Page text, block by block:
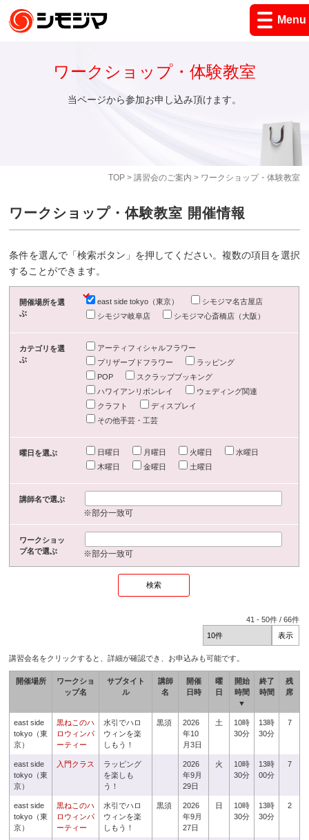
Menu
TOP> 講習会のご案内 > ワークショップ・体験教室
ワークショップ・体験教室
当ページから参加お申し込み頂けます。
ワークショップ・体験教室 開催情報
条件を選んで「検索ボタン」を押してください。複数の項目を選択
することができます。
開催場所を選
ぶ
east side tokyo（東京）
シモジマ名古屋店
シモジマ岐阜店
シモジマ心斎橋店（大阪）
カテゴリを選
ぶ
アーティフィシャルフラワー
プリザーブドフラワー
ラッピング
POP
スクラップブッキング
ハワイアンリボンレイ
ウェディング関連
クラフト
ディスプレイ
その他手芸・工芸
曜日を選ぶ 日曜日 月曜日 火曜日
水曜日
木曜日
金曜日 土曜日
講師名で選ぶ
※部分一致可
ワークショッ
プ名で選ぶ
※部分一致可
41 -50件 /66件
講習会名をクリックすると、詳細が確認でき、お申込みも可能です。
開催場所
ワークショ
ップ名
サブタイト
ル
講師
名
開催
日時
曜
日
開始
時間
▼
終了
時間
残
席
east side
tokyo（東
京）
黒ねこのハ
ロウィンパ
ーティー
水引でハロ
ウィンを楽
しもう！
黒須
2026
年10
月3日
土
10時
30分
13時
30分
7
east side
tokyo（東
京）
入門クラス
ラッピング
を楽しも
う！
2026
年9月
29日
火
10時
30分
13時
00分
7
east side
tokyo（東
京）
黒ねこのハ
ロウィンパ
ーティー
水引でハロ
ウィンを楽
しもう！
黒須
2026
年9月
27日
日
10時
30分
13時
30分
2